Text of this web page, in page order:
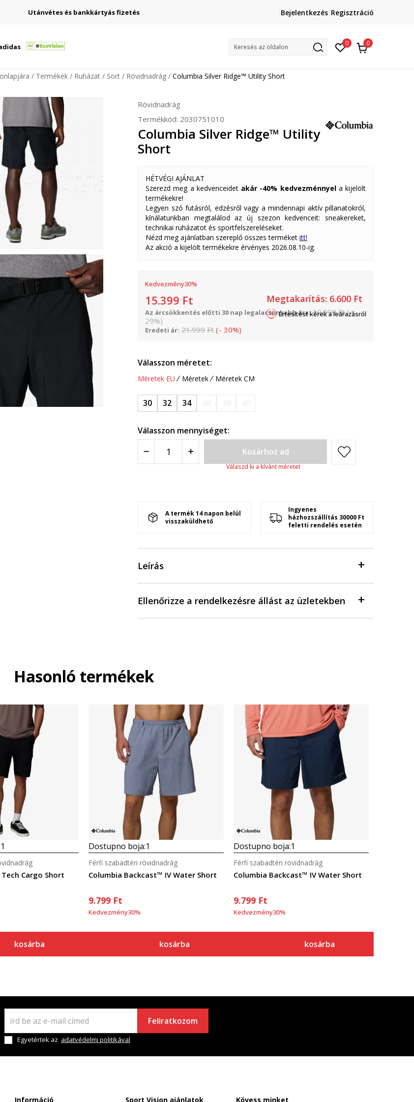
Utánvétes és bankkártyás fizetés
Lépj velünk kapcsolatba
online@sport-vision.huBejelentkezés Regisztráció
Keresés az oldalon 0 0
Termékek Ruházat Sort Rövidnadrág Columbia Silver Ridge™ Utility Short
Rövidnadrág
Termékkód: 2030751010
Columbia Silver Ridge™ Utility
Short
HÉTVÉGI AJÁNLAT
Szerezd meg a kedvenceidet akár -40% kedvezménnyel a kijelölt
termékekre!
Legyen szó futásról, edzésről vagy a mindennapi aktív pillanatokról,
kínálatunkban megtalálod az új szezon kedvenceit: sneakereket,
technikai ruházatot és sportfelszereléseket.
Nézd meg ajánlatban szereplő összes terméket itt!
Az akció a kijelölt termékekre érvényes 2026.08.10-ig.
Kedvezmény30%
15.399 Ft
Az árcsökkentés előtti 30 nap legalacsonyabb ára: 10.999 Ft (+
29%)
Eredeti ár: 21.999 Ft (- 30%)
Megtakarítás: 6.600 Ft
Értesítést kérek a leárazásról
Válasszon méretet:
Méretek EU Méretek Méretek CM
30 32 34
Válasszon mennyiséget:
Kosárhoz ad
Válaszd ki a kívánt méretet
A termék 14 napon belül
visszaküldhető
Ingyenes
házhozszállítás 30000 Ft
feletti rendelés esetén
Leírás
Ellenőrizze a rendelkezésre állást az üzletekben
Hasonló termékek
1
Cargo Short
kosárba
Dostupno boja:1
Columbia Backcast™ IV Water Short
Férfi szabadtéri rövidnadrág
9.799 Ft
Kedvezmény30%
kosárba
Dostupno boja:1
Columbia Backcast™ IV Water Short
Férfi szabadtéri rövidnadrág
9.799 Ft
Kedvezmény30%
kosárba
Feliratkozom
Egyetértek az adatvédelmi politikával
Információ Sport Vision ajánlatok Kövess minket